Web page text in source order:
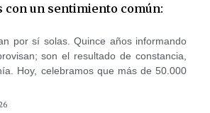
con un sentimiento común:
por sí solas. Quince años informando
son el resultado de constancia,
Hoy, celebramos que más de 50.000